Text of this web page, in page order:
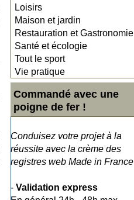
Loisirs
Maison et jardin
Restauration et Gastronomie
Santé et écologie
Tout le sport
Vie pratique
Commandé avec une
poigne de fer !
Conduisez votre projet à la
réussite avec la crème des
registres web Made in France
- Validation express